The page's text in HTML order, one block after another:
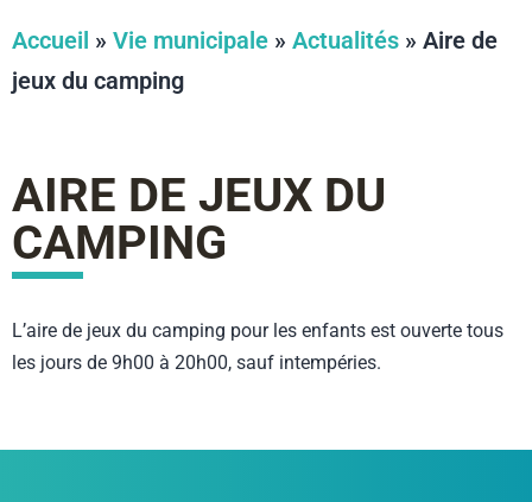
Accueil » Vie municipale » Actualités » Aire de
jeux du camping
AIRE DE JEUX DU
CAMPING
L’aire de jeux du camping pour les enfants est ouverte tous
les jours de 9h00 à 20h00, sauf intempéries.